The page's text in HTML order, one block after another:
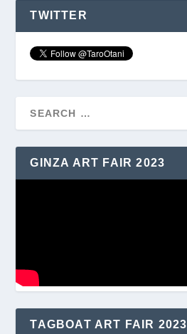
TWITTER
GINZA ART FAIR 2023
TAGBOAT ART FAIR 2023